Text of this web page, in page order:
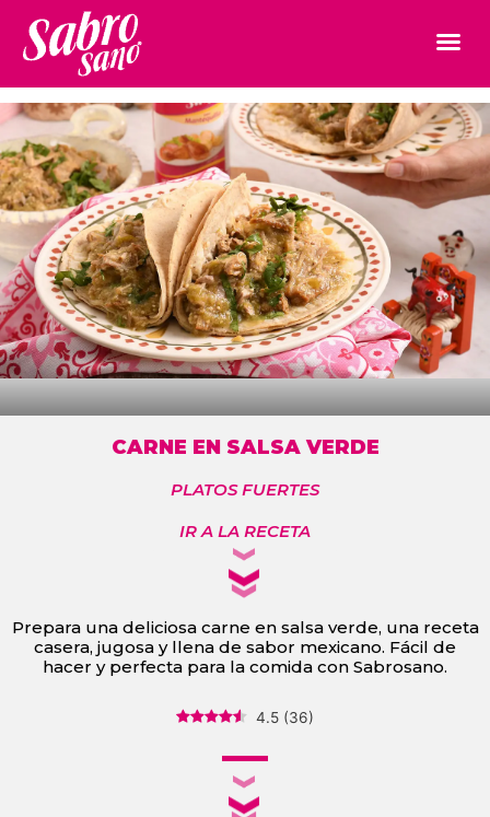
CARNE EN SALSA VERDE
PLATOS FUERTES
IR A LA RECETA
Prepara una deliciosa carne en salsa verde, una receta
casera, jugosa y llena de sabor mexicano. Fácil de
hacer y perfecta para la comida con Sabrosano.
4.5 (36)